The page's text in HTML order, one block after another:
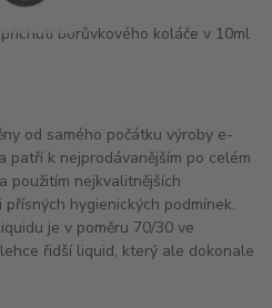
borůvkového koláče v 10ml
od samého počátku výroby e-
patří k nejprodávanějším po celém
použitím nejkvalitnějších
hygienických podmínek.
je v poměru 70/30 ve
řidší liquid, který ale dokonale